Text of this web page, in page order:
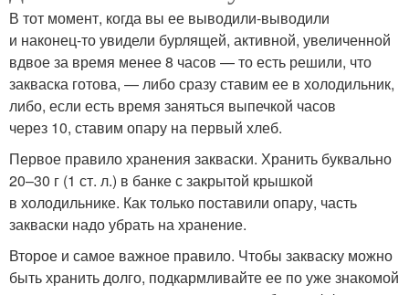
В тот момент, когда вы ее выводили-выводили
и наконец-то увидели бурлящей, активной, увеличенной
вдвое за время менее 8 часов — то есть решили, что
закваска готова, — либо сразу ставим ее в холодильник,
либо, если есть время заняться выпечкой часов
через 10, ставим опару на первый хлеб.
Первое правило хранения закваски. Хранить буквально
20–30 г (1 ст. л.) в банке с закрытой крышкой
в холодильнике. Как только поставили опару, часть
закваски надо убрать на хранение.
Второе и самое важное правило. Чтобы закваску можно
быть хранить долго, подкармливайте ее по уже знакомой